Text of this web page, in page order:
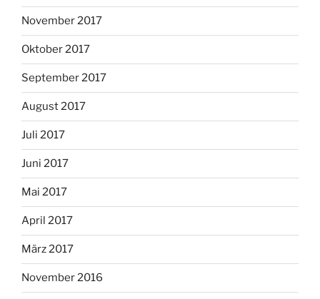
November 2017
Oktober 2017
September 2017
August 2017
Juli 2017
Juni 2017
Mai 2017
April 2017
März 2017
November 2016